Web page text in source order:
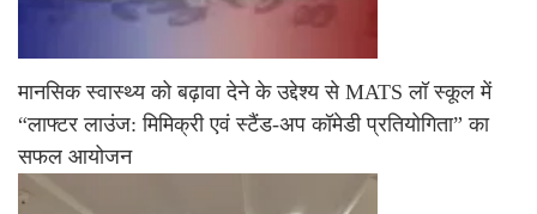
मानसिक स्वास्थ्य को बढ़ावा देने के उद्देश्य से MATS लॉ स्कूल में
“लाफ्टर लाउंज: मिमिक्री एवं स्टैंड-अप कॉमेडी प्रतियोगिता” का
सफल आयोजन